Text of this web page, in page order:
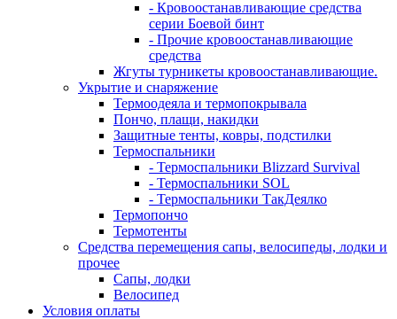
- Кровоостанавливающие средства
серии Боевой бинт
- Прочие кровоостанавливающие
средства
Жгуты турникеты кровоостанавливающие.
Укрытие и снаряжение
Термоодеяла и термопокрывала
Пончо, плащи, накидки
Защитные тенты, ковры, подстилки
Термоспальники
- Термоспальники Blizzard Survival
- Термоспальники SOL
- Термоспальники ТакДеялко
Термопончо
Термотенты
Средства перемещения сапы, велосипеды, лодки и
прочее
Сапы, лодки
Велосипед
Условия оплаты